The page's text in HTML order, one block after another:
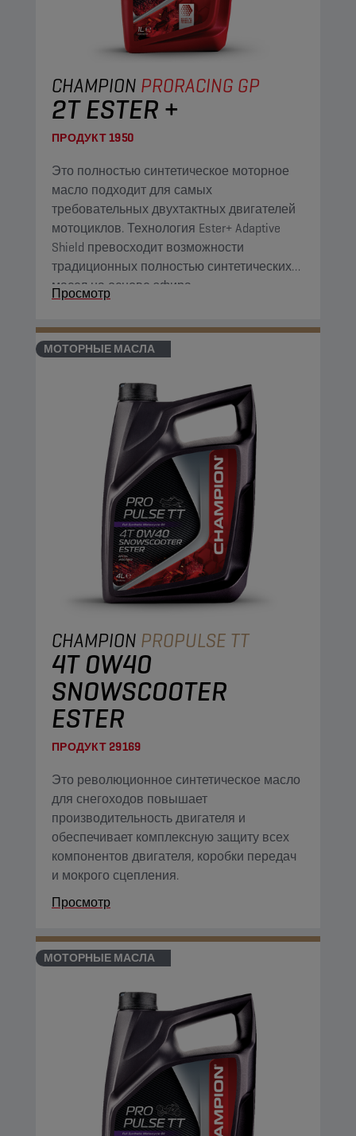
CHAMPION PRORACING GP
2T ESTER +
ПРОДУКТ1950
Это полностью синтетическое моторное
масло подходит для самых
требовательных двухтактных двигателей
мотоциклов. Технология Ester+ Adaptive
Shield превосходит возможности
традиционных полностью синтетических
масел на основе эфира.
Просмотр
МОТОРНЫЕ МАСЛА
CHAMPION PROPULSE TT
4T 0W40
SNOWSCOOTER
ESTER
ПРОДУКТ29169
Это революционное синтетическое масло
для снегоходов повышает
производительность двигателя и
обеспечивает комплексную защиту всех
компонентов двигателя, коробки передач
и мокрого сцепления.
Просмотр
МОТОРНЫЕ МАСЛА